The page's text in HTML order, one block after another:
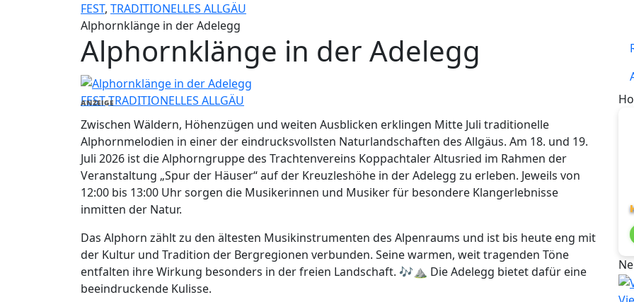
FEST, TRADITIONELLES ALLGÄU
Alphornklänge in der Adelegg
Alphornklänge in der Adelegg
FESTTRADITIONELLES ALLGÄU
ANZEIGE
Zwischen Wäldern, Höhenzügen und weiten Ausblicken erklingen Mitte Juli traditionelle
Alphornmelodien in einer der eindrucksvollsten Naturlandschaften des Allgäus. Am 18. und 19.
Juli 2026 ist die Alphorngruppe des Trachtenvereins Koppachtaler Altusried im Rahmen der
Veranstaltung „Spur der Häuser“ auf der Kreuzleshöhe in der Adelegg zu erleben. Jeweils von
12:00 bis 13:00 Uhr sorgen die Musikerinnen und Musiker für besondere Klangerlebnisse
inmitten der Natur.
Das Alphorn zählt zu den ältesten Musikinstrumenten des Alpenraums und ist bis heute eng mit
der Kultur und Tradition der Bergregionen verbunden. Seine warmen, weit tragenden Töne
entfalten ihre Wirkung besonders in der freien Landschaft. 🎶⛰️ Die Adelegg bietet dafür eine
beeindruckende Kulisse.